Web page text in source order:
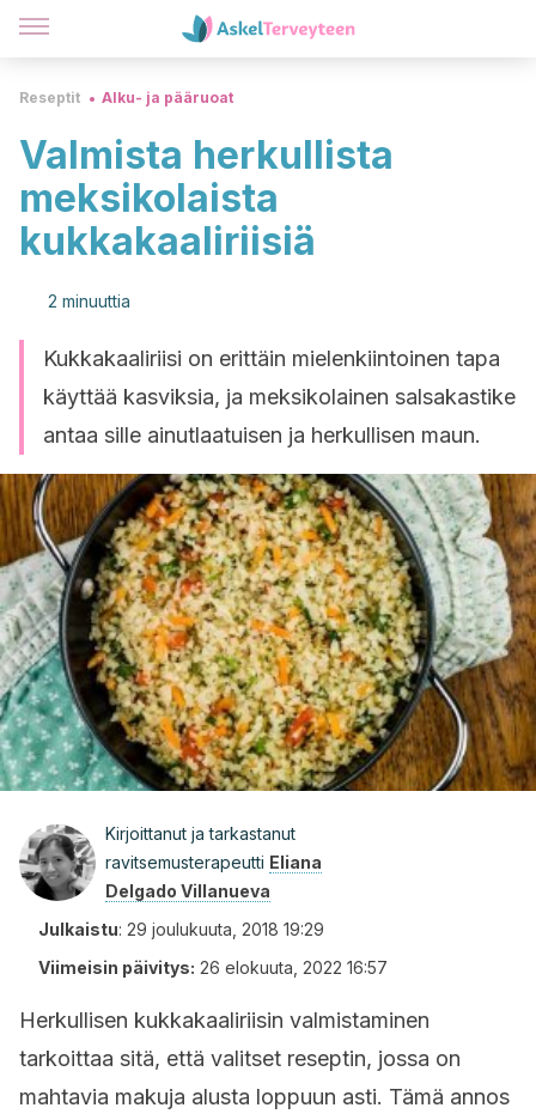
Reseptit Alku- ja pääruoat
Valmista herkullista
meksikolaista
kukkakaaliriisiä
2 minuuttia
Kukkakaaliriisi on erittäin mielenkiintoinen tapa
käyttää kasviksia, ja meksikolainen salsakastike
antaa sille ainutlaatuisen ja herkullisen maun.
Kirjoittanut ja tarkastanut
ravitsemusterapeutti Eliana
Delgado Villanueva
Julkaistu: 29 joulukuuta, 2018 19:29
Viimeisin päivitys: 26 elokuuta, 2022 16:57
Herkullisen kukkakaaliriisin valmistaminen
tarkoittaa sitä, että valitset reseptin, jossa on
mahtavia makuja alusta loppuun asti. Tämä annos